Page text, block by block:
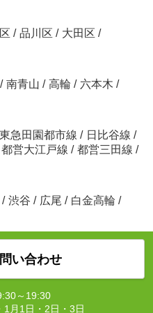
/ 品川区 / 大田区 /
/ 南青山 / 高輪 / 六本木 /
東急田園都市線 / 日比谷線 /
都営大江戸線 / 都営三田線 /
/ 渋谷 / 広尾 / 白金高輪 /
い合わせ
～19:30
1月1日・2日・3日